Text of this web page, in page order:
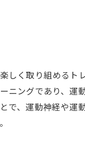
しく取り組める
ニングであり、
で、運動神経や